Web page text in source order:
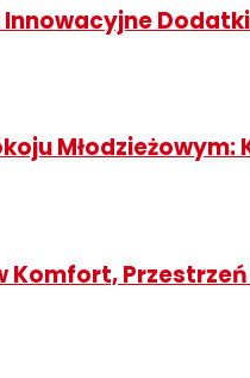
Komfort,